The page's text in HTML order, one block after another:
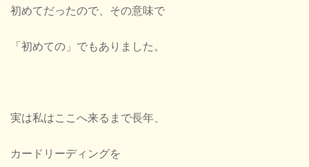
初めてだったので、その意味で
「初めての」でもありました。
実は私はここへ来るまで長年、
カードリーディングを